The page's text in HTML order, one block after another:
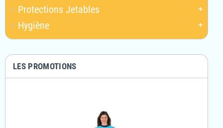
Protections Jetables add
Hygiène add
LES PROMOTIONS